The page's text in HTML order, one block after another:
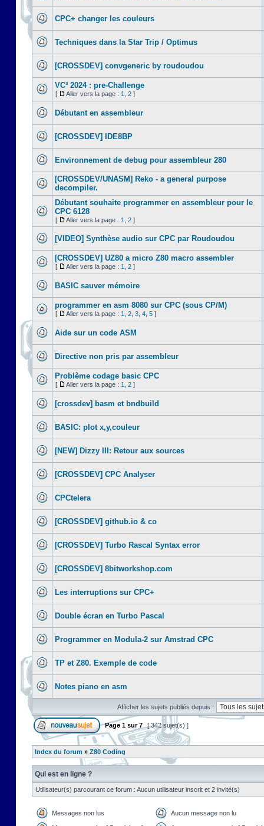
CPC+ changer les couleurs
Techniques dans la Star Trip / Optimus
[CROSSDEV] convgeneric by roudoudou
VC³ 2024 : pre-Challenge
[ Aller vers la page : 1 2 ]
Débutant en assembleur
[CROSSDEV] IDE8BP
Environnement de debug pour assembleur 280
[CROSSDEV/UNASM] Reko - a general purpose
decompiler.
Débutant souhaite programmer en assembleur pour le
CPC 6128
[ Aller vers la page : 1 2 ]
[VIDEO] Synthèse audio sur CPC par Roudoudou
[CROSSDEV] UZ80 a micro Z80 macro assembler
[ Aller vers la page : 1 2 ]
BASIC sauver mémoire
programmer en asm 8080 sur CPC (sous CP/M)
[ Aller vers la page : 1 2 3 4 5 ]
Aide sur un code ASM
Directive non pris par assembleur
Problème codage basic CPC
[ Aller vers la page : 1 2 ]
[crossdev] basm et bndbuild
BASIC: plot x,y,couleur
[NEW] Dizzy III: Retour aux sources
[CROSSDEV] CPC Analyser
CPCtelera
[CROSSDEV] github.io & co
[CROSSDEV] Turbo Rascal Syntax error
[CROSSDEV] 8bitworkshop.com
Les interruptions sur CPC+
Double écran en Turbo Pascal
Programmer en Modula-2 sur Amstrad CPC
TP et Z80. Exemple de code
Notes piano en asm
Afficher les sujets publiés depuis :
Page 1 sur7 [ 342 sujet(s) ]
Index du forum » Z80 Coding
Qui est en ligne ?
Utilisateur(s) parcourant ce forum : Aucun utilisateur inscrit et 2 invité(s)
Messages non lus Aucun message non lu